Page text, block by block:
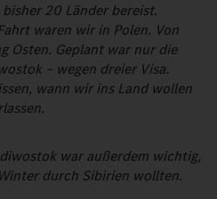
20 Länder bereist.
waren wir in Polen. Von
Osten. Geplant war nur die
– wegen dreier Visa.
wann wir ins Land wollen
war außerdem wichtig,
durch Sibirien wollten.